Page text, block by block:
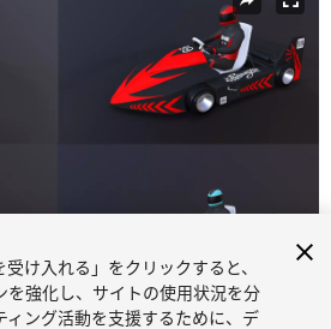
1/ 22
受け入れる」をクリックすると、
を強化し、サイトの使用状況を分
ィング活動を支援するために、デ